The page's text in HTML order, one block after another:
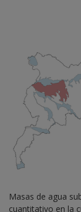
Masas de agua
cuantitativo en la